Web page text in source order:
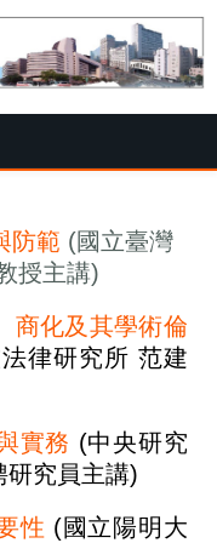
防範 (國立臺灣
授主講)
商化及其學術倫
律研究所 范建
實務 (中央研究
研究員主講)
性 (國立陽明大